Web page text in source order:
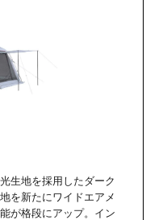
生地を採用したダーク
を新たにワイドエアメ
が格段にアップ。イン